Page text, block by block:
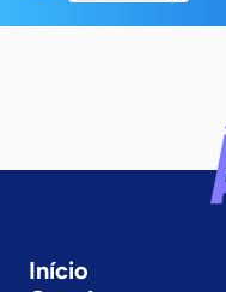
Início